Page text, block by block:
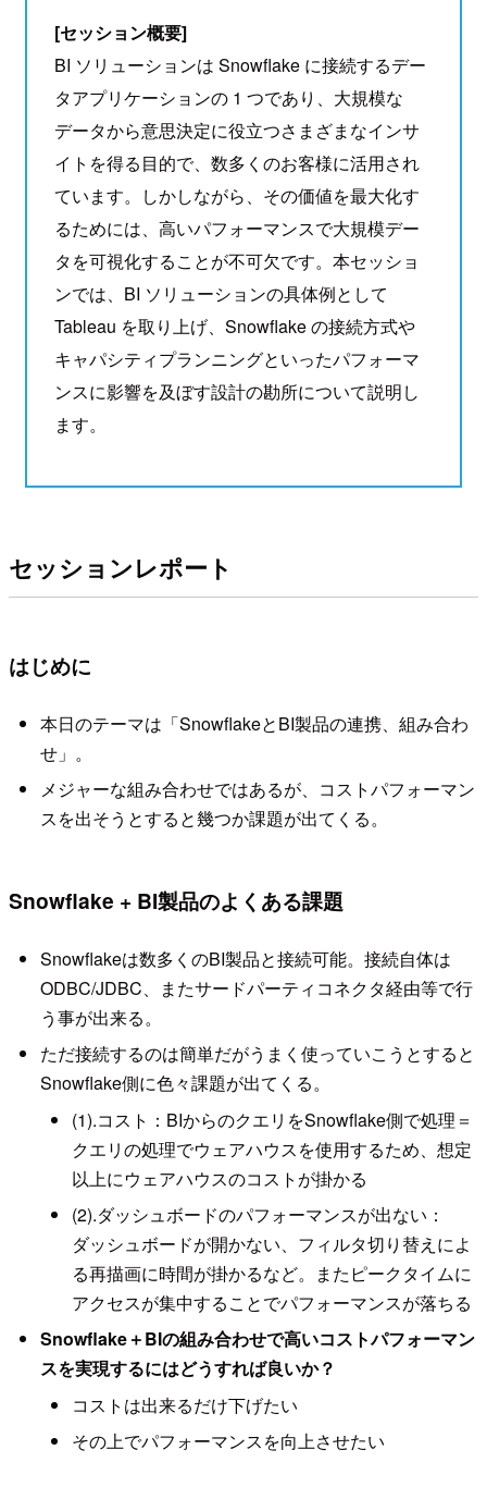
[セッション概要]
BI ソリューションは Snowflake に接続するデー
タアプリケーションの 1 つであり、大規模な
データから意思決定に役立つさまざまなインサ
イトを得る目的で、数多くのお客様に活用され
ています。しかしながら、その価値を最大化す
るためには、高いパフォーマンスで大規模デー
タを可視化することが不可欠です。本セッショ
ンでは、BI ソリューションの具体例として
Tableau を取り上げ、Snowflake の接続方式や
キャパシティプランニングといったパフォーマ
ンスに影響を及ぼす設計の勘所について説明し
ます。
セッションレポート
はじめに
本日のテーマは「SnowflakeとBI製品の連携、組み合わ
せ」。
メジャーな組み合わせではあるが、コストパフォーマン
スを出そうとすると幾つか課題が出てくる。
Snowflake + BI製品のよくある課題
Snowflakeは数多くのBI製品と接続可能。接続自体は
ODBC/JDBC、またサードパーティコネクタ経由等で行
う事が出来る。
ただ接続するのは簡単だがうまく使っていこうとすると
Snowflake側に色々課題が出てくる。
(1).コスト：BIからのクエリをSnowflake側で処理＝
クエリの処理でウェアハウスを使用するため、想定
以上にウェアハウスのコストが掛かる
(2).ダッシュボードのパフォーマンスが出ない：
ダッシュボードが開かない、フィルタ切り替えによ
る再描画に時間が掛かるなど。またピークタイムに
アクセスが集中することでパフォーマンスが落ちる
Snowflake＋BIの組み合わせで高いコストパフォーマン
スを実現するにはどうすれば良いか？
コストは出来るだけ下げたい
その上でパフォーマンスを向上させたい